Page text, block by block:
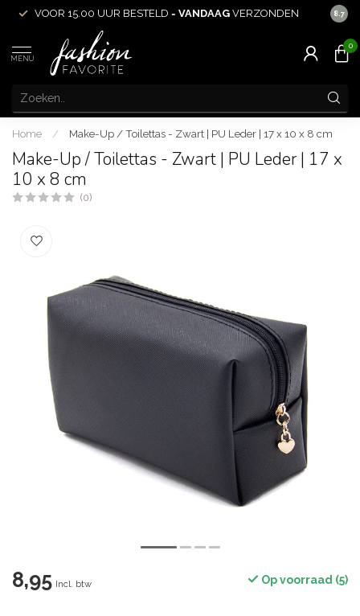
VOOR 15.00 UUR BESTELD = VANDAAG VERZONDEN 8.7
MENU
0
Home / Make-Up / Toilettas - Zwart | PU Leder | 17 x 10 x 8 cm
Make-Up / Toilettas - Zwart | PU Leder | 17 x
10 x 8 cm
(0)
8,95 Incl. btw Op voorraad (5)